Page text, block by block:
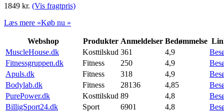
1849 kr. (Vis fragtpris)
Læs mere »Køb nu »
Webshop Produkter Anmeldelser Bedømmelse
MuscleHouse.dk
Kosttilskud 361 4,9
Fitnessgruppen.dk
Fitness 250 4,9
Apuls.dk
Fitness 318 4,9
Bodylab.dk
Fitness 28136 4,85
PurePower.dk
Kosttilskud 89 4,8
BilligSport24.dk
Sport 6901 4,8